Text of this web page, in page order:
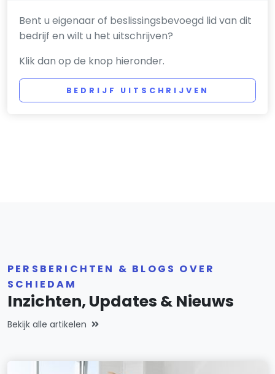
Bent u eigenaar of beslissingsbevoegd lid van dit
bedrijf en wilt u het uitschrijven?
Klik dan op de knop hieronder.
BEDRIJF UITSCHRIJVEN
PERSBERICHTEN & BLOGS OVER
SCHIEDAM
Inzichten, Updates & Nieuws
Bekijk alle artikelen